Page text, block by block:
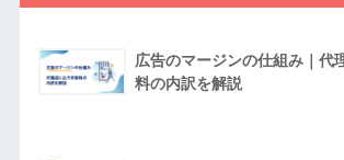
広告のマージンの仕組み｜代
料の内訳を解説